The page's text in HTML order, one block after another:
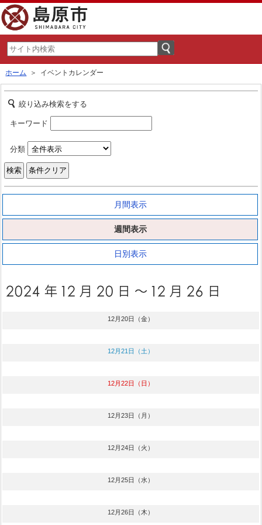
ホーム ＞ イベントカレンダー
絞り込み検索をする
キーワード
分類
月間表示
週間表示
日別表示
12月20日（金）
12月21日（土）
12月22日（日）
12月23日（月）
12月24日（火）
12月25日（水）
12月26日（木）